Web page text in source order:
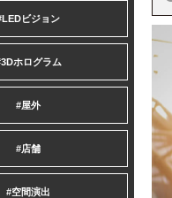
ビジョン
ホログラム
#屋外
#店舗
#空間演出